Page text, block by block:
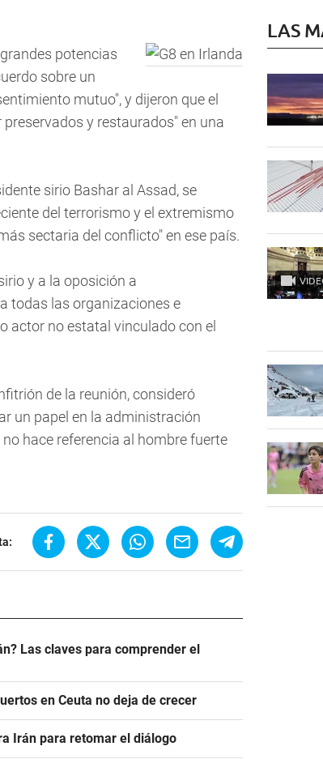
potencias
sobre un
mutuo", y dijeron que el
y restaurados" en una
sirio Bashar al Assad, se
del terrorismo y el extremismo
sectaria del conflicto" en ese país.
y a la oposición a
todas las organizaciones e
actor no estatal vinculado con el
de la reunión, consideró
un papel en la administración
hace referencia al hombre fuerte
Las claves para comprender el
en Ceuta no deja de crecer
Irán para retomar el diálogo
LAS